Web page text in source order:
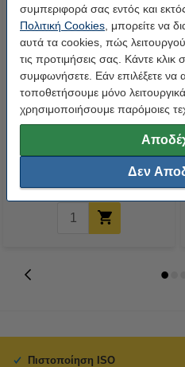
συμπεριφορά σας εντός και
Πολιτική Cookies , μπορείτε να
αυτά τα cookies, πώς
τις προτιμήσεις σας. Κάντε
συμφωνήσετε. Εάν επιλέξετε να
τοποθετήσουμε μόνο
χρησιμοποιήσουμε παρόμοιες
Δεν
Μελάνι Epson SJIC36P(K) Black
Συμπ. 24% ΦΠΑ
Πιστοποίηση ISO